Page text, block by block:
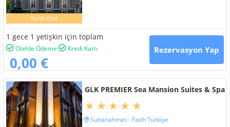
Butik Otel
1 gece 1 yetişkin için toplam
Otelde Ödeme Kredi Kartı
0,00 €
Rezervasyon Yap
GLK PREMIER Sea Mansion Suites & Spa
Sultanahmet - Fatih Türkiye